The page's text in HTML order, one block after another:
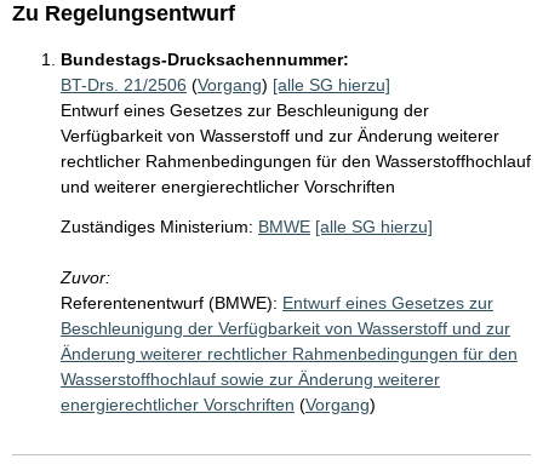
Zu Regelungsentwurf
Bundestags-Drucksachennummer:
BT-Drs. 21/2506 (Vorgang) [alle SG hierzu]
Entwurf eines Gesetzes zur Beschleunigung der
Verfügbarkeit von Wasserstoff und zur Änderung weiterer
rechtlicher Rahmenbedingungen für den Wasserstoffhochlauf
und weiterer energierechtlicher Vorschriften
Zuständiges Ministerium: BMWE [alle SG hierzu]
Zuvor:
Referentenentwurf (BMWE): Entwurf eines Gesetzes zur
Beschleunigung der Verfügbarkeit von Wasserstoff und zur
Änderung weiterer rechtlicher Rahmenbedingungen für den
Wasserstoffhochlauf sowie zur Änderung weiterer
energierechtlicher Vorschriften (Vorgang)